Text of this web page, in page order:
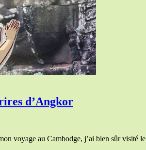
d’Angkor
voyage au Cambodge, j’ai bien sûr visité